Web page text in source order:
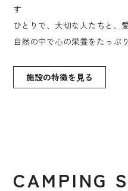
す
ひとりで、大切な人たちと、
自然の中で心の栄養をたっぷ
施設の特徴を⾒る
CAMPING